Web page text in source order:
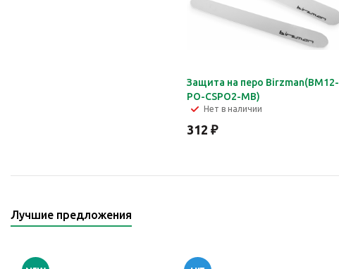
Защита на перо Birzman(BM12-
PO-CSPO2-MB)
Нет в наличии
312 ₽
Лучшие предложения